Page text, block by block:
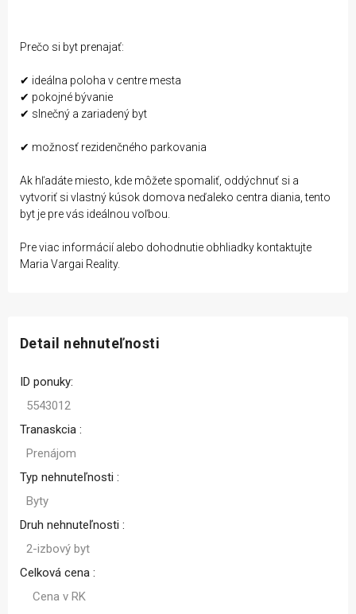
Prečo si byt prenajať:
✔ ideálna poloha v centre mesta
✔ pokojné bývanie
✔ slnečný a zariadený byt
✔ možnosť rezidenčného parkovania
Ak hľadáte miesto, kde môžete spomaliť, oddýchnuť si a
vytvoriť si vlastný kúsok domova neďaleko centra diania, tento
byt je pre vás ideálnou voľbou.
Pre viac informácií alebo dohodnutie obhliadky kontaktujte
Maria Vargai Reality.
Detail nehnuteľnosti
ID ponuky:
5543012
Tranaskcia :
Prenájom
Typ nehnuteľnosti :
Byty
Druh nehnuteľnosti :
2-izbový byt
Celková cena :
Cena v RK